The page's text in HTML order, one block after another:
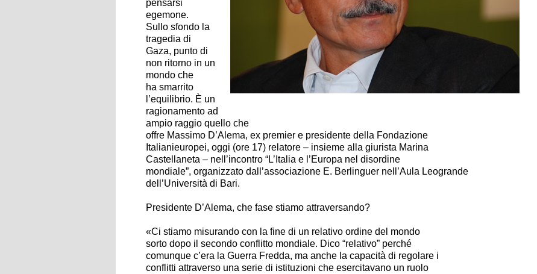
pensarsi
egemone.
Sullo sfondo la
tragedia di
Gaza, punto di
non ritorno in un
mondo che
ha smarrito
l’equilibrio. È un
ragionamento ad
ampio raggio quello che
offre Massimo D’Alema, ex premier e presidente della Fondazione
Italianieuropei, oggi (ore 17) relatore – insieme alla giurista Marina
Castellaneta – nell’incontro “L’Italia e l’Europa nel disordine
mondiale”, organizzato dall’associazione E. Berlinguer nell’Aula Leogrande
dell’Università di Bari.
Presidente D’Alema, che fase stiamo attraversando?
«Ci stiamo misurando con la fine di un relativo ordine del mondo
sorto dopo il secondo conflitto mondiale. Dico “relativo” perché
comunque c’era la Guerra Fredda, ma anche la capacità di regolare i
conflitti attraverso una serie di istituzioni che esercitavano un ruolo